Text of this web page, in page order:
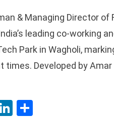
& Managing Director
leading co-working
Park in Wagholi,
Developed by
LinkedIn